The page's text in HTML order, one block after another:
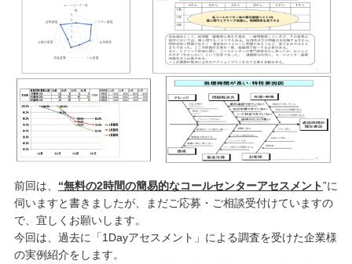
前回は、 “無料の2時間の簡易的なコールセンターアセスメント”に
伺いますと書きましたが、まだご応募・ご相談受付けていますの
で、宜しくお願いします。
今回は、過去に「1Dayアセスメント」による調査を受けた企業様
の実例紹介をします。